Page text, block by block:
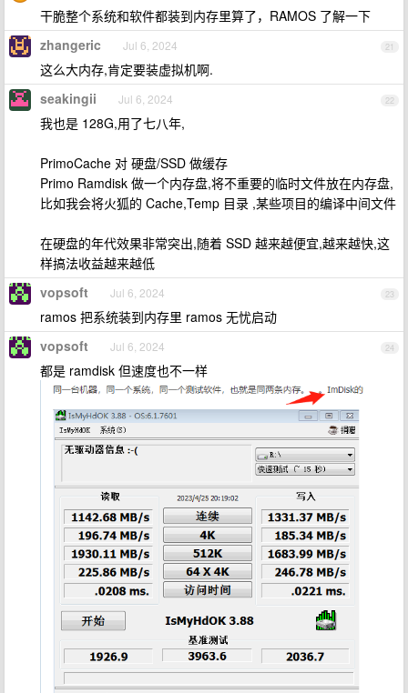
干脆整个系统和软件都装到内存里算了，RAMOS 了解一下
21
zhangeric Jul 6, 2024
这么大内存,肯定要装虚拟机啊.
22
seakingii Jul 6, 2024
我也是 128G,用了七八年,
PrimoCache 对 硬盘/SSD 做缓存
Primo Ramdisk 做一个内存盘,将不重要的临时文件放在内存盘,
比如我会将火狐的 Cache,Temp 目录 ,某些项目的编译中间文件
在硬盘的年代效果非常突出,随着 SSD 越来越便宜,越来越快,这
样搞法收益越来越低
23
vopsoft Jul 6, 2024
ramos 把系统装到内存里 ramos 无忧启动
24
vopsoft Jul 6, 2024
都是 ramdisk 但速度也不一样